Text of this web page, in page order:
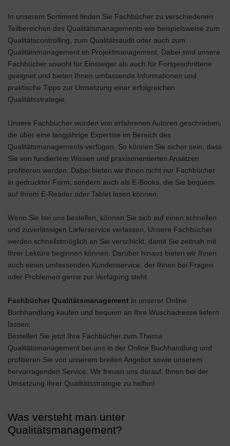
In unserem Sortiment finden Sie Fachbücher zu verschiedenen
Teilbereichen des Qualitätsmanagements wie beispielsweise zum
Qualitätscontrolling, zum Qualitätsaudit oder auch zum
Qualitätsmanagement im Projektmanagement. Dabei sind unsere
Fachbücher sowohl für Einsteiger als auch für Fortgeschrittene
geeignet und bieten Ihnen umfassende Informationen und
praktische Tipps zur Umsetzung einer erfolgreichen
Qualitätsstrategie.
Unsere Fachbücher wurden von erfahrenen Autoren geschrieben,
die über eine langjährige Expertise im Bereich des
Qualitätsmanagements verfügen. So können Sie sicher sein, dass
Sie von fundiertem Wissen und praxisorientierten Ansätzen
profitieren werden. Dabei bieten wir Ihnen nicht nur Fachbücher
in gedruckter Form, sondern auch als E-Books, die Sie bequem
auf Ihrem E-Reader oder Tablet lesen können.
Wenn Sie bei uns bestellen, können Sie sich auf einen schnellen
und zuverlässigen Lieferservice verlassen. Unsere Fachbücher
werden schnellstmöglich an Sie verschickt, damit Sie zeitnah mit
Ihrer Lektüre beginnen können. Darüber hinaus bieten wir Ihnen
auch einen umfassenden Kundenservice, der Ihnen bei Fragen
oder Problemen gerne zur Verfügung steht.
Fachbücher Qualitätsmanagement in unserer Online
Buchhandlung kaufen und bequem an Ihre Wuschadresse liefern
lassen:
Bestellen Sie jetzt Ihre Fachbücher zum Thema
Qualitätsmanagement bei uns in der Online Buchhandlung und
profitieren Sie von unserem breiten Angebot sowie unserem
hervorragenden Service. Wir freuen uns darauf, Ihnen bei der
Umsetzung Ihrer Qualitätsstrategie zu helfen!
Was versteht man unter
Qualitätsmanagement?